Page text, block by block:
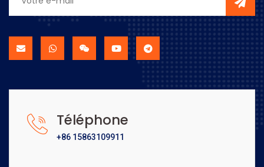
Téléphone
+86 15863109911